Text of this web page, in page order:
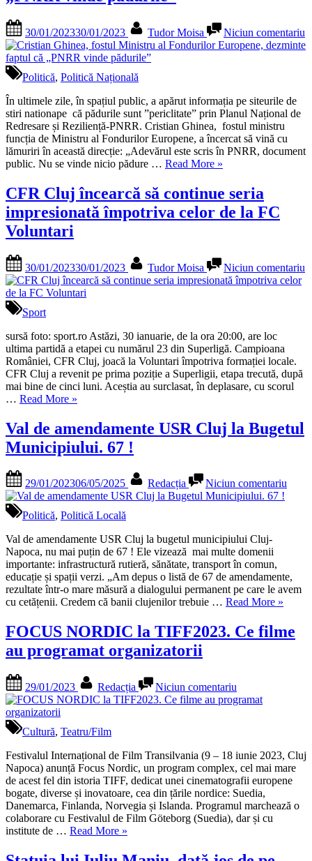
on
30/01/202330/01/2023 Tudor Moisa Niciun comentariu
Politică, Politică Națională
În ultimele zile, în spațiul public, a apărut informația pe siteurile de
stiri nationape că pădurile sunt ”periclitate” prin Planul Național de
Redresare și Reziliență-PNRR. Cristian Ghinea, fostul ministru
funcția de Ministru al Fondurilor Europene, a încercat să vină cu
lămuriri în această direcție: „Adevărul este scris în PNRR, document
public. Nu se vinde nicio pădure … Read More„Cristian
Ministru
al
faptul
că
„PNRR
»
CFR Cluj încearcă să continue seria
impresionată împotriva celor de la FC
Voluntari
on
30/01/202330/01/2023 Tudor Moisa Niciun comentariu
Sport
sursă foto: sport.ro Astăzi, 30 ianuarie, de la ora 20:00, are loc
ultima partidă a etapei cu numărul 23 din Superligă. Campioana
României, CFR Cluj, joacă la Voluntari împotriva formației locale.
CFR Cluj a revenit pe prima poziție a Superligii, etapa trecută, după
mai bine de cinci luni. Aceștia au surclasat, în deplasare, cu scorul
… Read More„CFR
încearcă
să
continue
împotriva
celor
de
la
FC
Voluntari”
»
Val de amendamente USR Cluj la Bugetul
Municipiului. 67 !
on
29/01/202306/05/2025 Redacția Niciun comentariuVal
67
Politică, Politică Locală
Val de amendamente USR Cluj la bugetul municipiului Cluj-
Napoca, nu mai puțin de 67 ! Ele vizează mai multe domenii
importante: infrastructură rutieră, sănătate, transport în comun,
educație și spații verzi. „Am depus o listă de 67 de amendamente,
rezultate într-o mare măsură a dialogului permanent pe care le avem
cu cetățenii. Credem că banii clujenilor trebuie … Read More„Val
USR
»
FOCUS NORDIC la TIFF2023. Ce filme
au programat organizatorii
on
29/01/2023 Redacția Niciun comentariuFOCUS
NORDIC
filme
au
programat
organizatorii
Cultură, Teatru/Film
Festivalul Internațional de Film Transilvania (9 – 18 iunie 2023, Cluj
Napoca) anunță Focus Nordic, un program complex, cel mai mare
de acest fel din istoria TIFF, dedicat unei cinematografii europene
bogate, diverse și inovatoare, cea din țările nordice: Suedia,
Danemarca, Finlanda, Norvegia și Islanda. Programul marchează o
colaborare cu Festivalul de Film Göteborg (Suedia), dar și cu
institute de … Read More„FOCUS
la
»